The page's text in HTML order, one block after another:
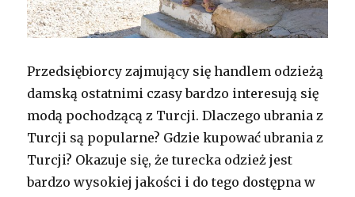
Przedsiębiorcy zajmujący się handlem odzieżą
damską ostatnimi czasy bardzo interesują się
modą pochodzącą z Turcji. Dlaczego ubrania z
Turcji są popularne? Gdzie kupować ubrania z
Turcji? Okazuje się, że turecka odzież jest
bardzo wysokiej jakości i do tego dostępna w